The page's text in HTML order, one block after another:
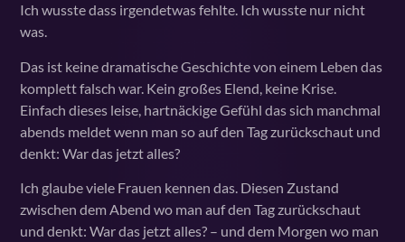
Ich wusste dass irgendetwas fehlte. Ich wusste nur nicht
was.
Das ist keine dramatische Geschichte von einem Leben das
komplett falsch war. Kein großes Elend, keine Krise.
Einfach dieses leise, hartnäckige Gefühl das sich manchmal
abends meldet wenn man so auf den Tag zurückschaut und
denkt: War das jetzt alles?
Ich glaube viele Frauen kennen das. Diesen Zustand
zwischen dem Abend wo man auf den Tag zurückschaut
und denkt: War das jetzt alles? – und dem Morgen wo man